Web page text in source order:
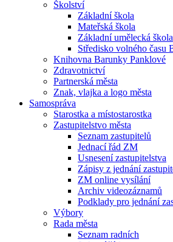
Školství
Základní škola
Mateřská škola
Základní umělecká škola
Středisko volného času
Knihovna Barunky Panklové
Zdravotnictví
Partnerská města
Znak, vlajka a logo města
Samospráva
Starostka a místostarostka
Zastupitelstvo města
Seznam zastupitelů
Jednací řád ZM
Usnesení zastupitelstva
Zápisy z jednání
ZM online vysílání
Archiv videozáznamů
Podklady pro jednání
Výbory
Rada města
Seznam radních